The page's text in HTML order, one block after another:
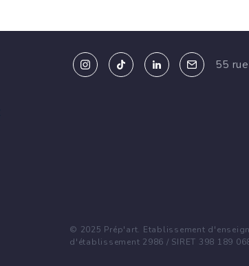
55
© 2025 Prép'art. Etablissement
d'établissement 2986 / SIRET 398 189